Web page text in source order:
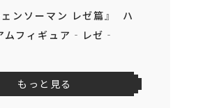
ェンソーマン レゼ篇』 ハ
ムフィギュア‐レゼ‐
もっと見る